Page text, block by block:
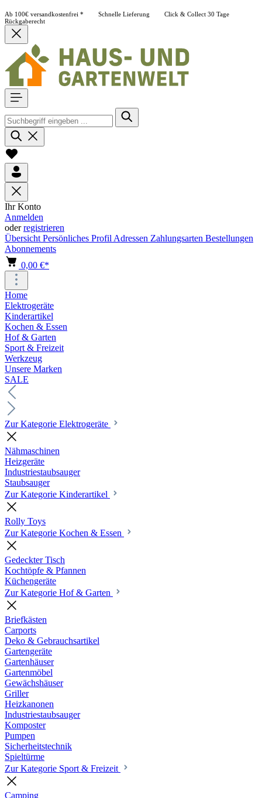
Ab 100€ versandkostenfrei * Schnelle Lieferung Click & Collect 30 Tage
Rückgaberecht
Ihr Konto
Anmelden
oderregistrieren
Übersicht Persönliches Profil Adressen Zahlungsarten Bestellungen
Abonnements
0,00 €*
Home
Elektrogeräte
Kinderartikel
Kochen & Essen
Hof & Garten
Sport & Freizeit
Werkzeug
Unsere Marken
SALE
Zur Kategorie Elektrogeräte
Nähmaschinen
Heizgeräte
Industriestaubsauger
Staubsauger
Zur Kategorie Kinderartikel
Rolly Toys
Zur Kategorie Kochen & Essen
Gedeckter Tisch
Kochtöpfe & Pfannen
Küchengeräte
Zur Kategorie Hof & Garten
Briefkästen
Carports
Deko & Gebrauchsartikel
Gartengeräte
Gartenhäuser
Gartenmöbel
Gewächshäuser
Griller
Heizkanonen
Industriestaubsauger
Komposter
Pumpen
Sicherheitstechnik
Spieltürme
Zur Kategorie Sport & Freizeit
Camping